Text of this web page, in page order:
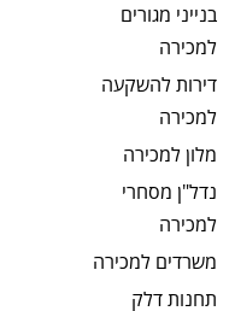
בנייני מגורים
למכירה
דירות להשקעה
למכירה
מלון למכירה
נדל"ן מסחרי
למכירה
משרדים למכירה
תחנות דלק